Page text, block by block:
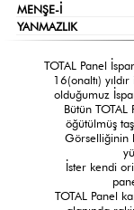
MENŞE-İ
YANMAZLIK
TOTAL Panel
16(onaltı)
olduğumuz
Bütün
öğütülmüş
Görselliğinin
İster kendi
TOTAL Panel